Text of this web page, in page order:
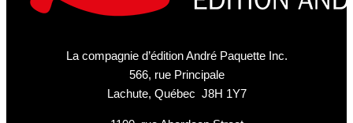
La compagnie d’édition André Paquette Inc.
566, rue Principale
Lachute, Québec J8H 1Y7